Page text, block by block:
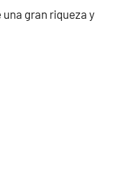
gran riqueza y